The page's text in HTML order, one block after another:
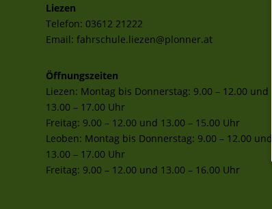
Liezen
Telefon: 03612 21222
Email: fahrschule.liezen@plonner.at
Öffnungszeiten
Liezen: Montag bis Donnerstag: 9.00 – 12.00 und
13.00 – 17.00 Uhr
Freitag: 9.00 – 12.00 und 13.00 – 15.00 Uhr
Leoben: Montag bis Donnerstag: 9.00 – 12.00 und
13.00 – 17.00 Uhr
Freitag: 9.00 – 12.00 und 13.00 – 16.00 Uhr